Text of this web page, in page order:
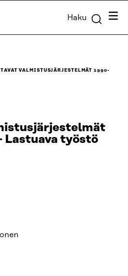
Haku
VALMISTUSJÄRJESTELMÄT 1990-
työstö